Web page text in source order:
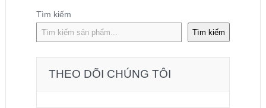
Tìm kiếm
Tìm kiếm
THEO DÕI CHÚNG TÔI